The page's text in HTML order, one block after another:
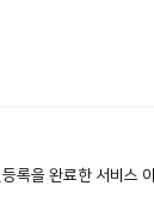
을 완료한 서비스